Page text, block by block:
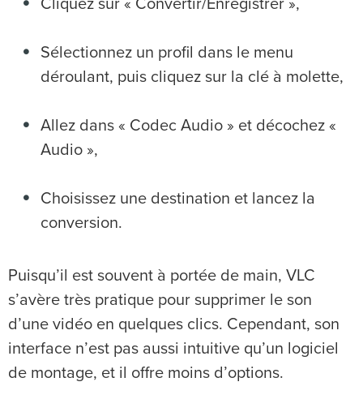
Cliquez sur « Convertir/Enregistrer »,
Sélectionnez un profil dans le menu
déroulant, puis cliquez sur la clé à molette,
Allez dans « Codec Audio » et décochez «
Audio »,
Choisissez une destination et lancez la
conversion.
Puisqu’il est souvent à portée de main, VLC
s’avère très pratique pour supprimer le son
d’une vidéo en quelques clics. Cependant, son
interface n’est pas aussi intuitive qu’un logiciel
de montage, et il offre moins d’options.